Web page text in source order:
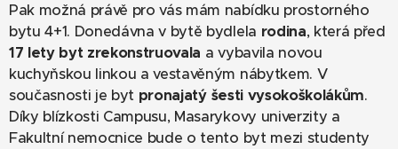
Pak možná právě pro vás mám nabídku prostorného
bytu 4+1. Donedávna v bytě bydlela rodina, která před
17 lety byt zrekonstruovala a vybavila novou
kuchyňskou linkou a vestavěným nábytkem. V
současnosti je byt pronajatý šesti vysokoškolákům.
Díky blízkosti Campusu, Masarykovy univerzity a
Fakultní nemocnice bude o tento byt mezi studenty